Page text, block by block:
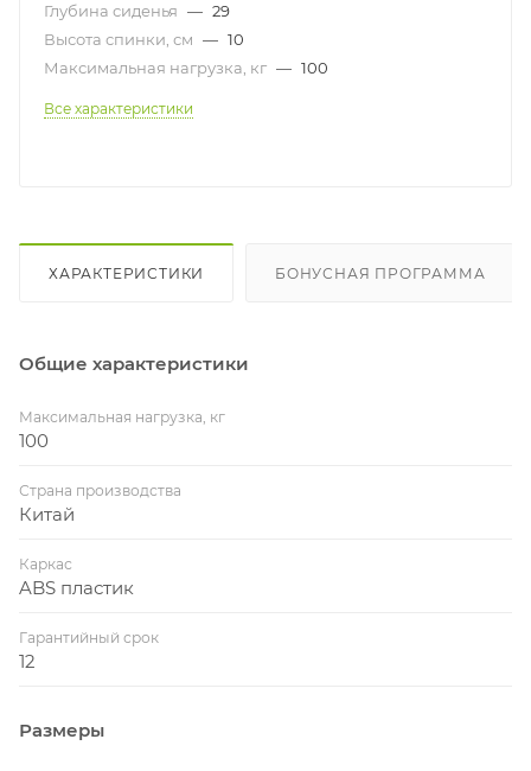
Глубина сиденья — 29
Высота спинки, см — 10
Максимальная нагрузка, кг — 100
Все характеристики
ХАРАКТЕРИСТИКИ БОНУСНАЯ ПРОГРАММА
Общие характеристики
Максимальная нагрузка, кг
100
Страна производства
Китай
Каркас
ABS пластик
Гарантийный срок
12
Размеры